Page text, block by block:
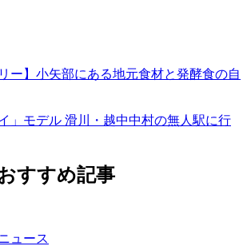
ー】小矢部にある地元食材と発酵食の自
」モデル 滑川・越中中村の無人駅に行
すすめ記事
ュース